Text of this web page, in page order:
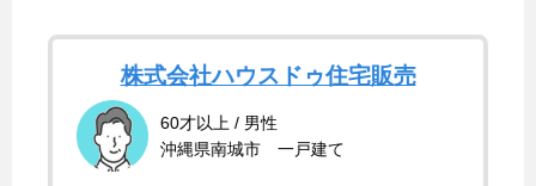
株式会社ハウスドゥ住宅販売
60才以上 / 男性
沖縄県南城市 一戸建て